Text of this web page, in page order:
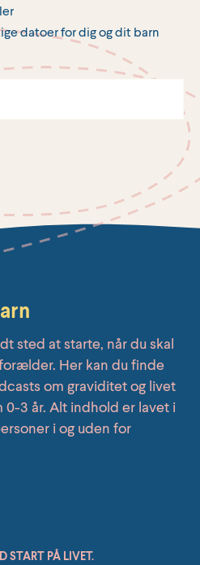
datoer for dig og dit barn
sted at starte, når du skal
Her kan du finde
om graviditet og livet
0-3 år. Alt indhold er lavet i
i og uden for
START PÅ LIVET.